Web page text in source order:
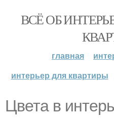
ВСЁ ОБ
главная
интерьер для квартиры
Цвета в